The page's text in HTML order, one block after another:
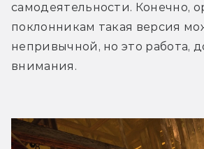
самодеятельности. Конечно,
поклонникам такая версия
непривычной, но это работа,
внимания.